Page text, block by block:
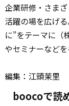
企業研修・さま
活躍の場を広げ
に”をテーマに（
やセミナーなどを
編集：江頭茉里
boocoで読